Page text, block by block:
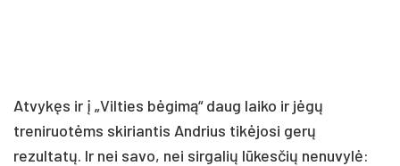
Atvykęs ir į „Vilties bėgimą“ daug laiko ir jėgų
treniruotėms skiriantis Andrius tikėjosi gerų
rezultatų. Ir nei savo, nei sirgalių lūkesčių nenuvylė: